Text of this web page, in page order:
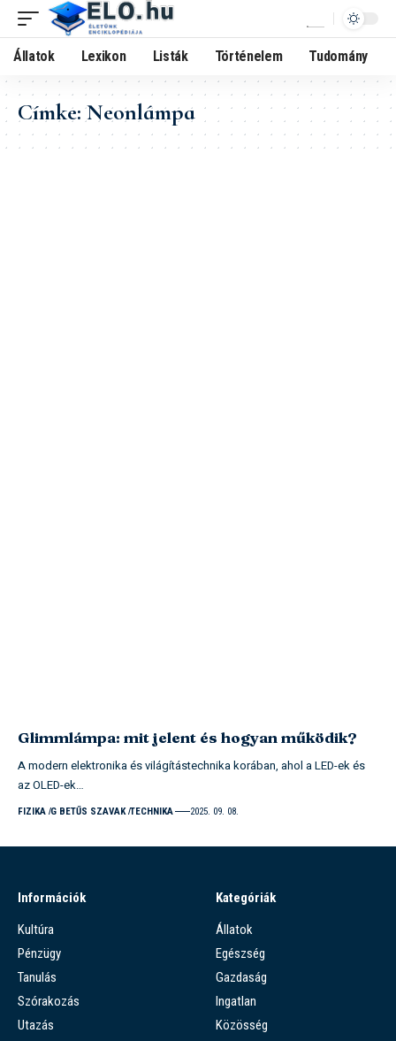
Állatok Lexikon Listák Történelem Tudomány
Címke:Neonlámpa
Glimmlámpa: mit jelent és hogyan működik?
A modern elektronika és világítástechnika korában, ahol a LED-ek és
az OLED-ek…
FIZIKA G BETŰS SZAVAK TECHNIKA 2025. 09. 08.
Információk
Kultúra
Pénzügy
Tanulás
Szórakozás
Utazás
Kategóriák
Állatok
Egészség
Gazdaság
Ingatlan
Közösség